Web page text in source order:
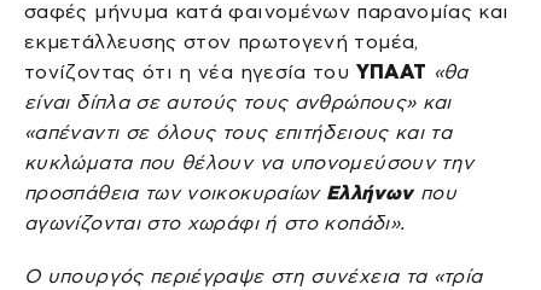
σαφές μήνυμα κατά φαινομένων παρανομίας και
εκμετάλλευσης στον πρωτογενή τομέα,
τονίζοντας ότι η νέα ηγεσία του ΥΠΑΑΤ «θα
είναι δίπλα σε αυτούς τους ανθρώπους» και
«απέναντι σε όλους τους επιτήδειους και τα
κυκλώματα που θέλουν να υπονομεύσουν την
προσπάθεια των νοικοκυραίων Ελλήνωνπου
αγωνίζονται στο χωράφι ή στο κοπάδι».
Ο υπουργός περιέγραψε στη συνέχεια τα «τρία